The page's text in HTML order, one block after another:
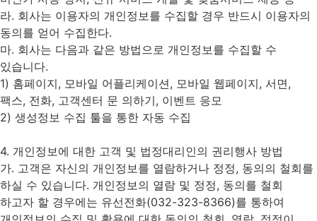
라. 회사는 이용자의 개인정보를 수집할 경우 반드시 이용자의
동의를 얻어 수집한다.
마. 회사는 다음과 같은 방법으로 개인정보를 수집할 수
있습니다.
1) 홈페이지, 모바일 어플리케이션, 모바일 웹페이지, 서면,
팩스, 전화, 고객센터 문 의하기, 이벤트 응모
2) 생성정보 수집 툴을 통한 자동 수집
4. 개인정보에 대한 고객 및 법정대리인의 권리행사 방법
가. 고객은 자신의 개인정보를 열람하거나 정정, 동의의 철회를
하실 수 있습니다. 개인정보의 열람 및 정정, 동의를 철회
하고자 할 경우에는 유선전화(032-323-8366)를 통하여